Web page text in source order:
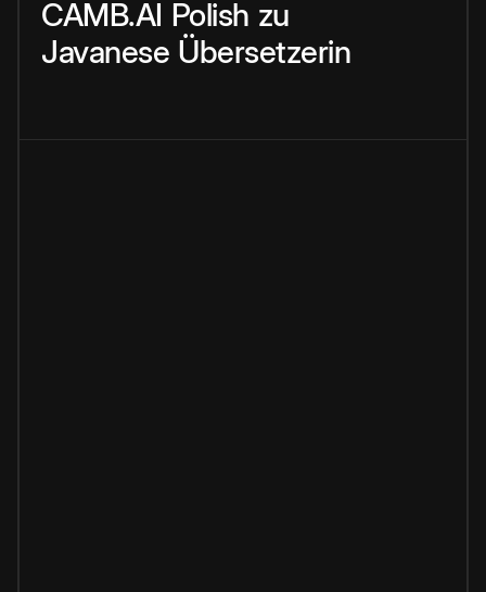
CAMB.AI Polish zu
Javanese Übersetzerin